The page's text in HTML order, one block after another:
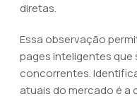
diretas.
Essa observação
pages inteligentes que
concorrentes.
atuais do mercado é a